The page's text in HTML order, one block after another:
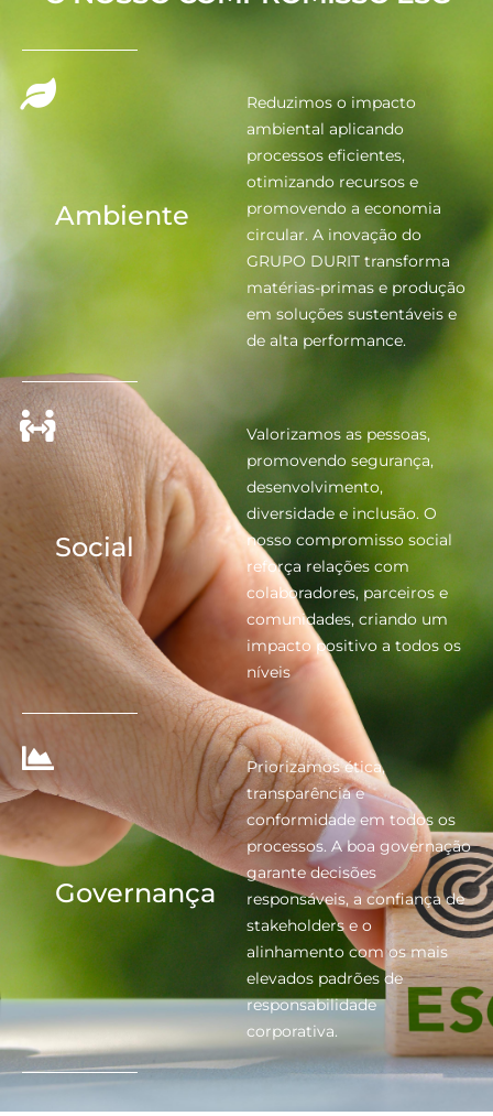
Ambiente
Reduzimos o impacto
ambiental aplicando
processos eficientes,
otimizando recursos e
promovendo a economia
circular. A inovação do
GRUPO DURIT transforma
matérias-primas e produção
em soluções sustentáveis e
de alta performance.
Social
Valorizamos as pessoas,
promovendo segurança,
desenvolvimento,
diversidade e inclusão. O
nosso compromisso social
reforça relações com
colaboradores, parceiros e
comunidades, criando um
impacto positivo a todos os
níveis
Governança
Priorizamos ética,
transparência e
conformidade em todos os
processos. A boa governação
garante decisões
responsáveis, a confiança de
stakeholders e o
alinhamento com os mais
elevados padrões de
responsabilidade
corporativa.